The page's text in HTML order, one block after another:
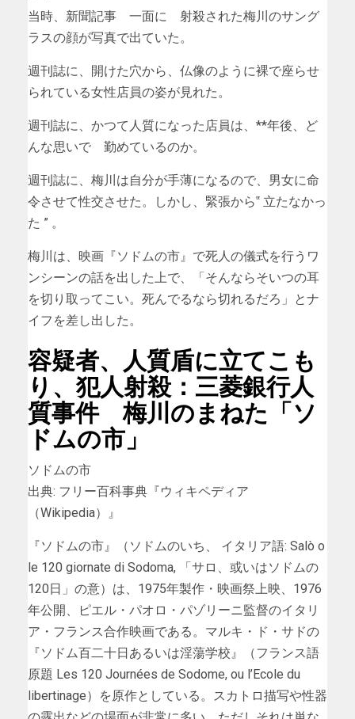
当時、新聞記事 一面に 射殺された梅川のサング
ラスの顔が写真で出ていた。
週刊誌に、開けた穴から、仏像のように裸で座らせ
られている女性店員の姿が見れた。
週刊誌に、かつて人質になった店員は、**年後、ど
んな思いで 勤めているのか。
週刊誌に、梅川は自分が手薄になるので、男女に命
令させて性交させた。しかし、緊張から‟ 立たなかっ
た ” 。
梅川は、映画『ソドムの市』で死人の儀式を行うワ
ンシーンの話を出した上で、「そんならそいつの耳
を切り取ってこい。死んでるなら切れるだろ」とナ
イフを差し出した。
容疑者、人質盾に立てこも
り、犯人射殺：三菱銀行人
質事件 梅川のまねた「ソ
ドムの市」
ソドムの市
出典: フリー百科事典『ウィキペディア
（Wikipedia）』
『ソドムの市』（ソドムのいち、 イタリア語: Salò o
le 120 giornate di Sodoma, 「サロ、或いはソドムの
120日」の意）は、1975年製作・映画祭上映、1976
年公開、ピエル・パオロ・パゾリーニ監督のイタリ
ア・フランス合作映画である。マルキ・ド・サドの
『ソドム百二十日あるいは淫蕩学校』（フランス語
原題 Les 120 Journées de Sodome, ou l’Ecole du
libertinage）を原作としている。スカトロ描写や性器